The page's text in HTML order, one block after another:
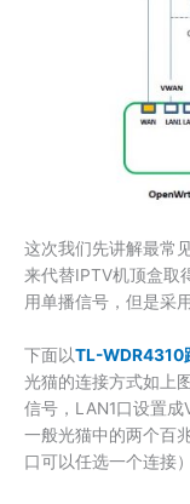
这次我们先讲解最常
来代替IPTV机顶盒取
用单播信号，但是采
下面以TL-WDR4310
光猫的连接方式如上
信号，LAN1口设置成
一般光猫中的两个百
口可以任选一个连接）